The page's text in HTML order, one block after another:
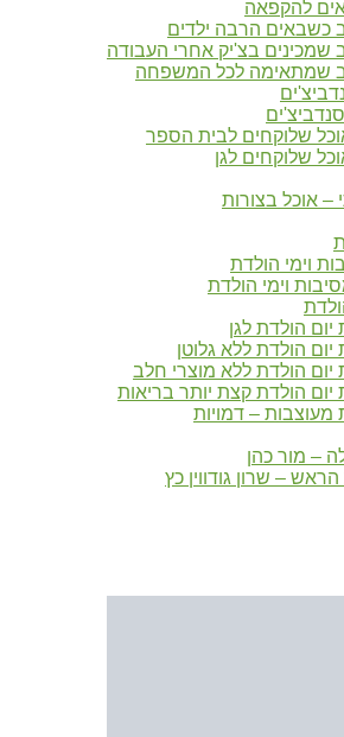
להקפאה
כשבאים הרבה ילדים
שמכינים בצ'יק אחרי העבודה
שמתאימה לכל המשפחה
שלוקחים לבית הספר
שלוקחים לגן
– אוכל בצורות
וימי הולדת
וימי הולדת
יום הולדת לגן
יום הולדת ללא גלוטן
יום הולדת ללא מוצרי חלב
יום הולדת קצת יותר בריאות
מעוצבות – דמויות
– מור כהן
– שרון גודווין כץ